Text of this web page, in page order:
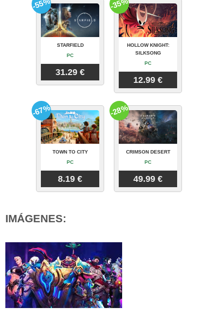
STARFIELD
PC
31.29 €
-55%
HOLLOW KNIGHT:
SILKSONG
PC
12.99 €
-35%
TOWN TO CITY
PC
8.19 €
-67%
CRIMSON DESERT
PC
49.99 €
-28%
IMÁGENES: